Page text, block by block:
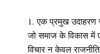
एक प्रमुख उदाहरण
जो समाज के विकास में
विचार न केवल